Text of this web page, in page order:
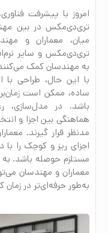
امروز با پیشرفت
تری‌دی‌مکس در بین
میان، معماران و
تری‌دی‌مکس و سایر
به مهندسان کمک
با این حال، طراحی با
ساده، ممکن است
باشد. در مدل‌سازی،
هماهنگی بین اجزا و
مدنظر قرار گیرند.
اجزای ریز و کوچک را
مستلزم حوصله باشد.
معماران و مهندسان
به‌طور حرفه‌ای‌تر در زمان